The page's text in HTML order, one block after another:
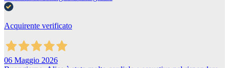
Acquirente verificato
06 Maggio 2026